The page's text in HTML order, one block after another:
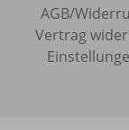
AGB/
Vertrag